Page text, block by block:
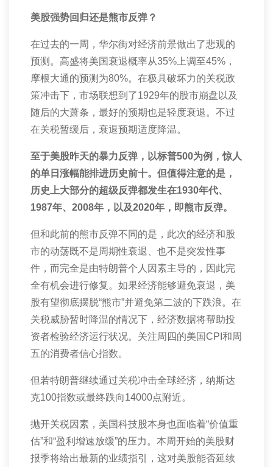
美股强势回归还是熊市反弹？
在过去的一周，华尔街对经济前景做出了悲观的
预测。高盛将美国衰退概率从35% 上调至45% ，
摩根大通的预测为80%。在极具破坏力的关税政
策冲击下，市场联想到了1929年的股市崩盘以及
随后的大萧条，最好的预期也是轻度衰退。不过
在关税暂缓后，衰退预期适度降温。
至于美股昨天的暴力反弹，以标普500为例，惊人
的单日涨幅能排进历史前十。但值得注意的是，
历史上大部分的超级反弹都发生在1930年代、
1987年、 2008年，以及2020年，即熊市反弹。
但和此前的熊市反弹不同的是，此次的经济和股
市的动荡既不是周期性衰退、也不是突发性事
件，而完全是由特朗普个人因素主导的，因此完
全有机会进行修复。如果经济能够避免衰退，美
股有望彻底摆脱“熊市”并避免第二波的下跌浪。在
关税威胁暂时降温的情况下，经济数据将帮助投
资者检验经济运行状况。关注周四的美国CPI 和周
五的消费者信心指数。
但若特朗普继续通过关税冲击全球经济，纳斯达
克100指数或最终跌向14000点附近。
抛开关税因素，美国科技股本身也面临着“价值重
估”和“盈利增速放缓”的压力。本周开始的美股财
报季将给出最新的业绩指引，这对美股能否延续